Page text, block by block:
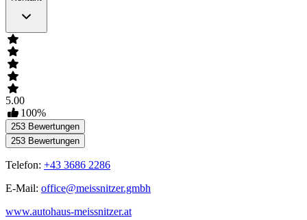
5.00
100%
253 Bewertungen
253 Bewertungen
Telefon: +43 3686 2286
E-Mail: office@meissnitzer.gmbh
www.autohaus-meissnitzer.at